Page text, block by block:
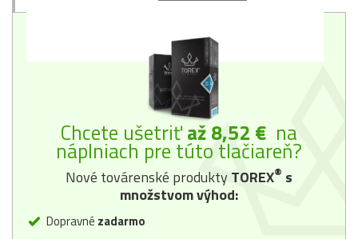
Chcete ušetriťaž 8,52 € na
náplniach pre túto tlačiareň?
Nové továrenské produktyTOREX® s
množstvom výhod:
Dopravné zadarmo